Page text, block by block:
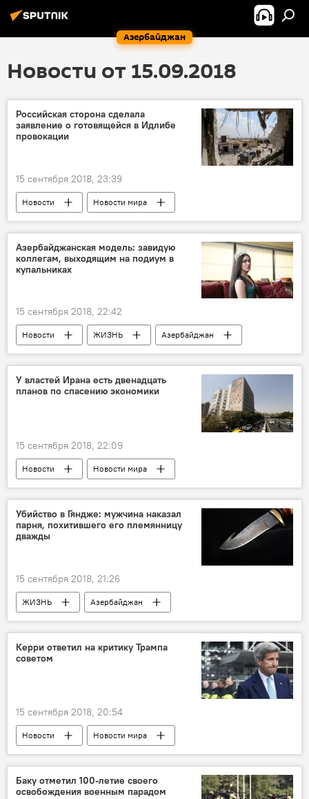
Азербайджан
Новости от 15.09.2018
Российская сторона сделала
заявление о готовящейся в Идлибе
провокации
15 сентября 2018, 23:39
Новости Новости мира
Азербайджанская модель: завидую
коллегам, выходящим на подиум в
купальниках
15 сентября 2018, 22:42
Новости ЖИЗНЬ Азербайджан
У властей Ирана есть двенадцать
планов по спасению экономики
15 сентября 2018, 22:09
Новости Новости мира
Убийство в Гяндже: мужчина наказал
парня, похитившего его племянницу
дважды
15 сентября 2018, 21:26
ЖИЗНЬ
Азербайджан
Происшествия
Новости
Керри ответил на критику Трампа
советом
15 сентября 2018, 20:54
Новости Новости мира
Баку отметил 100-летие своего
освобождения военным парадом